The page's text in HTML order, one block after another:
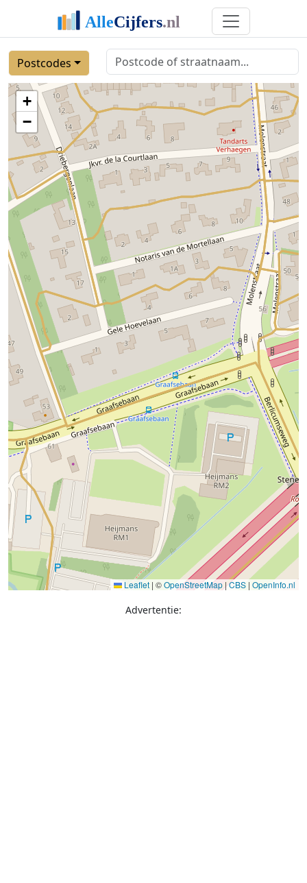
Postcodes
+
−
Leaflet | ©OpenStreetMap |CBS | OpenInfo.nl
Advertentie: